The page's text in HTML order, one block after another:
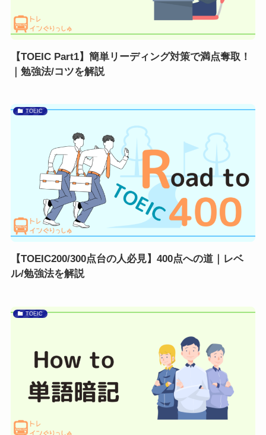
【TOEIC Part1】簡単リーディング対策で満点奪取！
｜勉強法/コツを解説
TOEIC
【TOEIC200/300点台の人必見】400点への道｜レベ
ル/勉強法を解説
TOEIC